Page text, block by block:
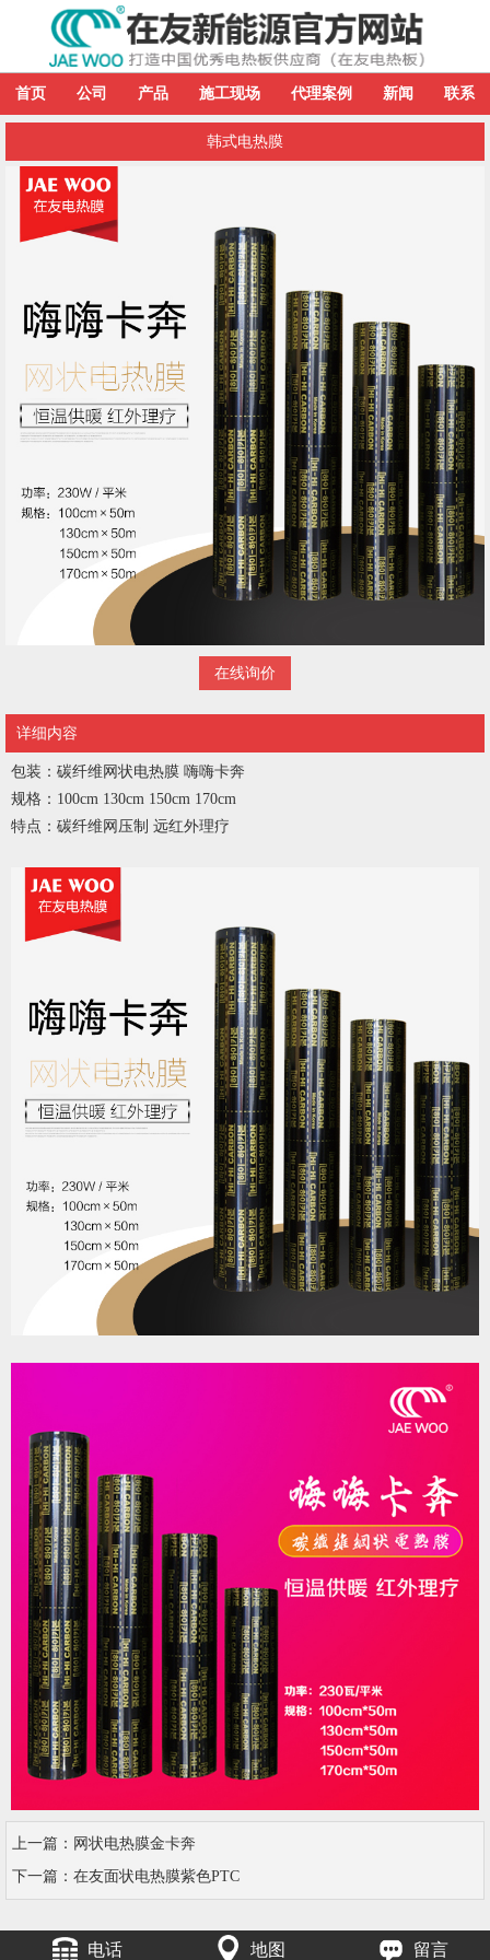
首页 公司 产品 施工现场 代理案例 新闻 联系
韩式电热膜
在线询价
详细内容
包装：碳纤维网状电热膜 嗨嗨卡奔
规格：100cm 130cm 150cm 170cm
特点：碳纤维网压制 远红外理疗
上一篇： 网状电热膜金卡奔
下一篇： 在友面状电热膜紫色PTC
电话 地图 留言